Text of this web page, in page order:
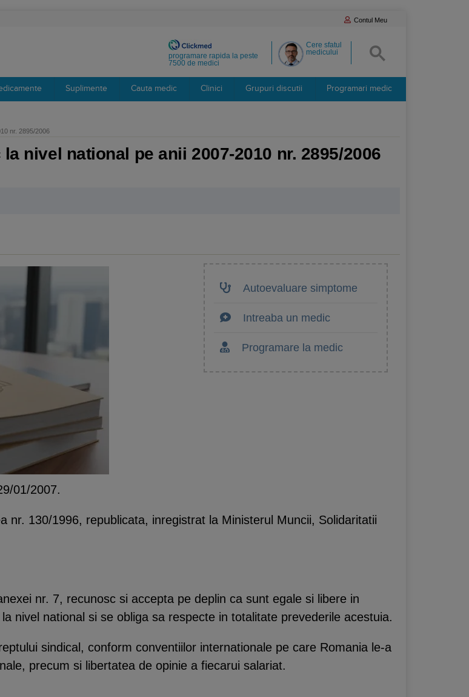
Contul Meu
Cere sfatul
medicului
programare rapida la peste
7500 de medici
Suplimente Cauta medic Clinici Grupuri discutii Programari medic
nr. 2895/2006
nivel national pe anii 2007-2010 nr. 2895/2006
Autoevaluare simptome
Intreaba un medic
Programare la medic
01/2007.
nr. 130/1996, republicata, inregistrat la Ministerul Muncii, Solidaritatii
nr. 7, recunosc si accepta pe deplin ca sunt egale si libere in
nivel national si se obliga sa respecte in totalitate prevederile acestuia.
sindical, conform conventiilor internationale pe care Romania le-a
precum si libertatea de opinie a fiecarui salariat.